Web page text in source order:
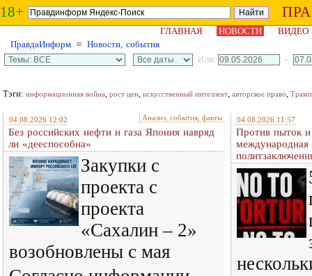
18+
ГЛАВНАЯ НОВОСТИ
ВИДЕО
ПравдаИнформ ≈ Новости, события
Или: –
Тэги: информационная война, рост цен, искусственный интеллект, авторское право, Трамп
04.08.2026 12:02 Анализ, события, факты
Без российских нефти и газа Япония навряд
ли «дееспособна»
Закупки с
проекта с
проекта
«Сахалин – 2»
возобновлены с мая
04.08.2026 11:57
Против пыток и
международная